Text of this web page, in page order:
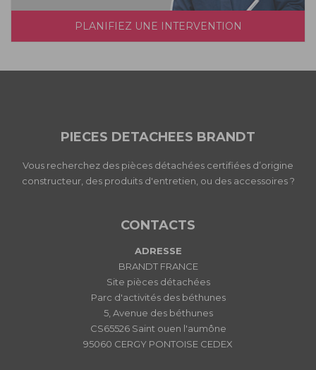
PLANIFIEZ UNE INTERVENTION
PIECES DETACHEES BRANDT
Vous recherchez des pièces détachées certifiées d’origine
constructeur, des produits d'entretien, ou des accessoires ?
CONTACTS
ADRESSE
BRANDT FRANCE
Site pièces détachées
Parc d'activités des béthunes
5, Avenue des béthunes
CS65526 Saint ouen l'aumône
95060 CERGY PONTOISE CEDEX